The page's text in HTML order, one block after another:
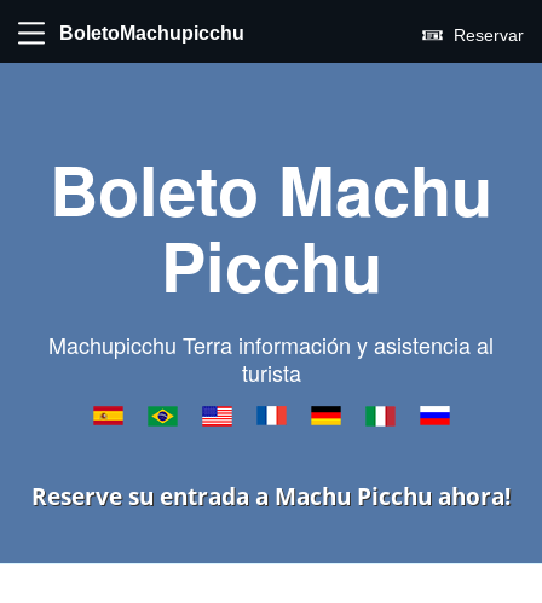
BoletoMachupicchu Reservar
Boleto Machu
Picchu
Machupicchu Terra información y asistencia al
turista
Reserve su entrada a Machu Picchu ahora!